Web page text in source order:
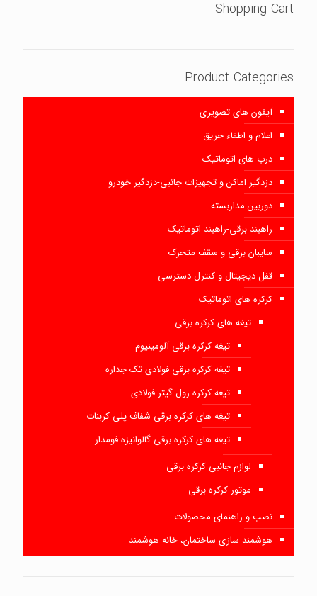
Shopping Cart
Product Categories
آیفون های تصویری
اعلام و اطفاء حریق
درب های اتوماتیک
دزدگیر اماکن و تجهیزات جانبی-دزدگیر خودرو
دوربین مداربسته
راهبند برقی-راهبند اتوماتیک
سایبان برقی و سقف متحرک
قفل دیجیتال و کنترل دسترسی
کرکره های اتوماتیک
تیغه های کرکره برقی
تیغه کرکره برقی آلومینیوم
تیغه کرکره برقی فولادی تک جداره
تیغه کرکره رول گیتر-فولادی
تیغه های کرکره برقی شفاف پلی کربنات
تیغه های کرکره برقی گالوانیزه فومدار
لوازم جانبی کرکره برقی
موتور کرکره برقی
نصب و راهنمای محصولات
هوشمند سازی ساختمان، خانه هوشمند